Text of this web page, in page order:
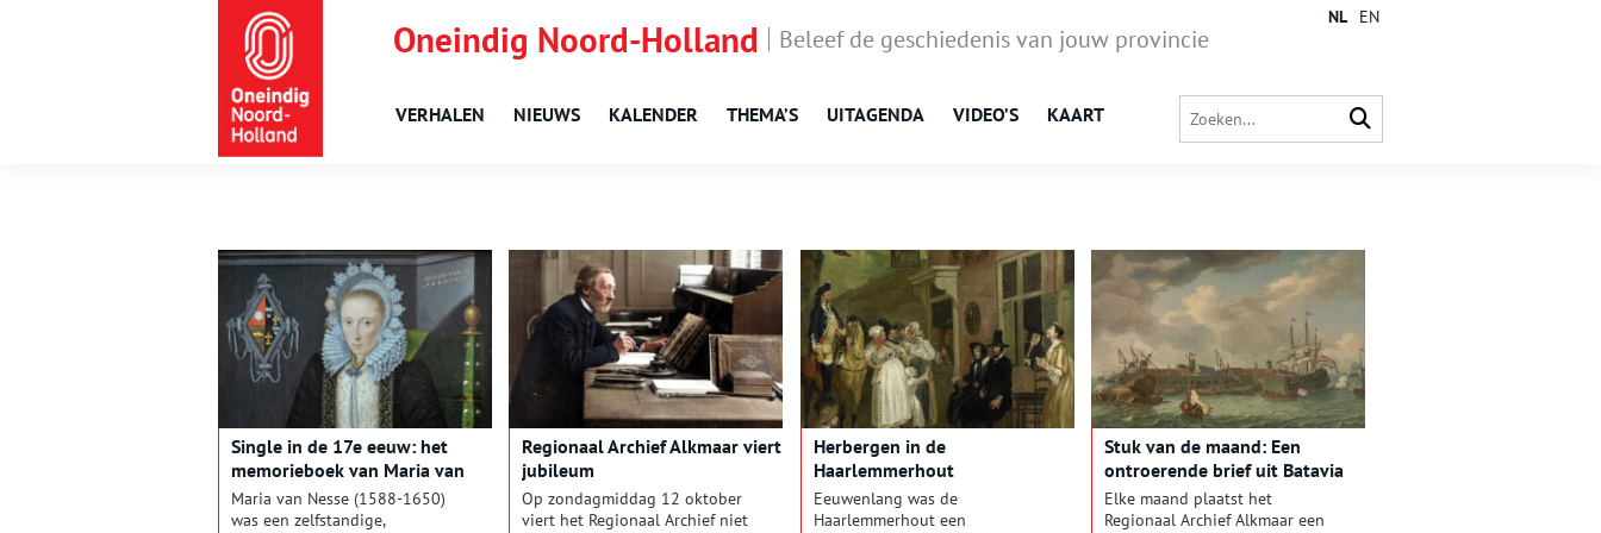
Oneindig Noord-Holland Beleef de geschiedenis van jouw provincie
VERHALEN NIEUWS KALENDER THEMA’S UITAGENDA VIDEO’S KAART
NL EN
Single in de 17e eeuw: het
memorieboek van Maria van
Nesse
Maria van Nesse (1588-1650)
was een zelfstandige,
Regionaal Archief Alkmaar viert
jubileum
Op zondagmiddag 12 oktober
viert het Regionaal Archief niet
Herbergen in de
Haarlemmerhout
Eeuwenlang was de
Haarlemmerhout een
Stuk van de maand: Een
ontroerende brief uit Batavia
Elke maand plaatst het
Regionaal Archief Alkmaar een